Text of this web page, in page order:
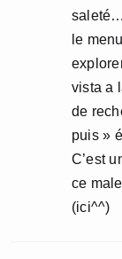
le
vista a
de
puis »
C’est
ce
(ici^^)